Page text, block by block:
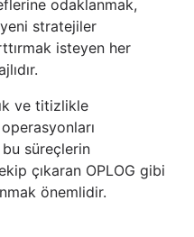
odaklanmak,
stratejiler
isteyen her
ve titizlikle
süreçlerin
çıkaran OPLOG gibi
önemlidir.